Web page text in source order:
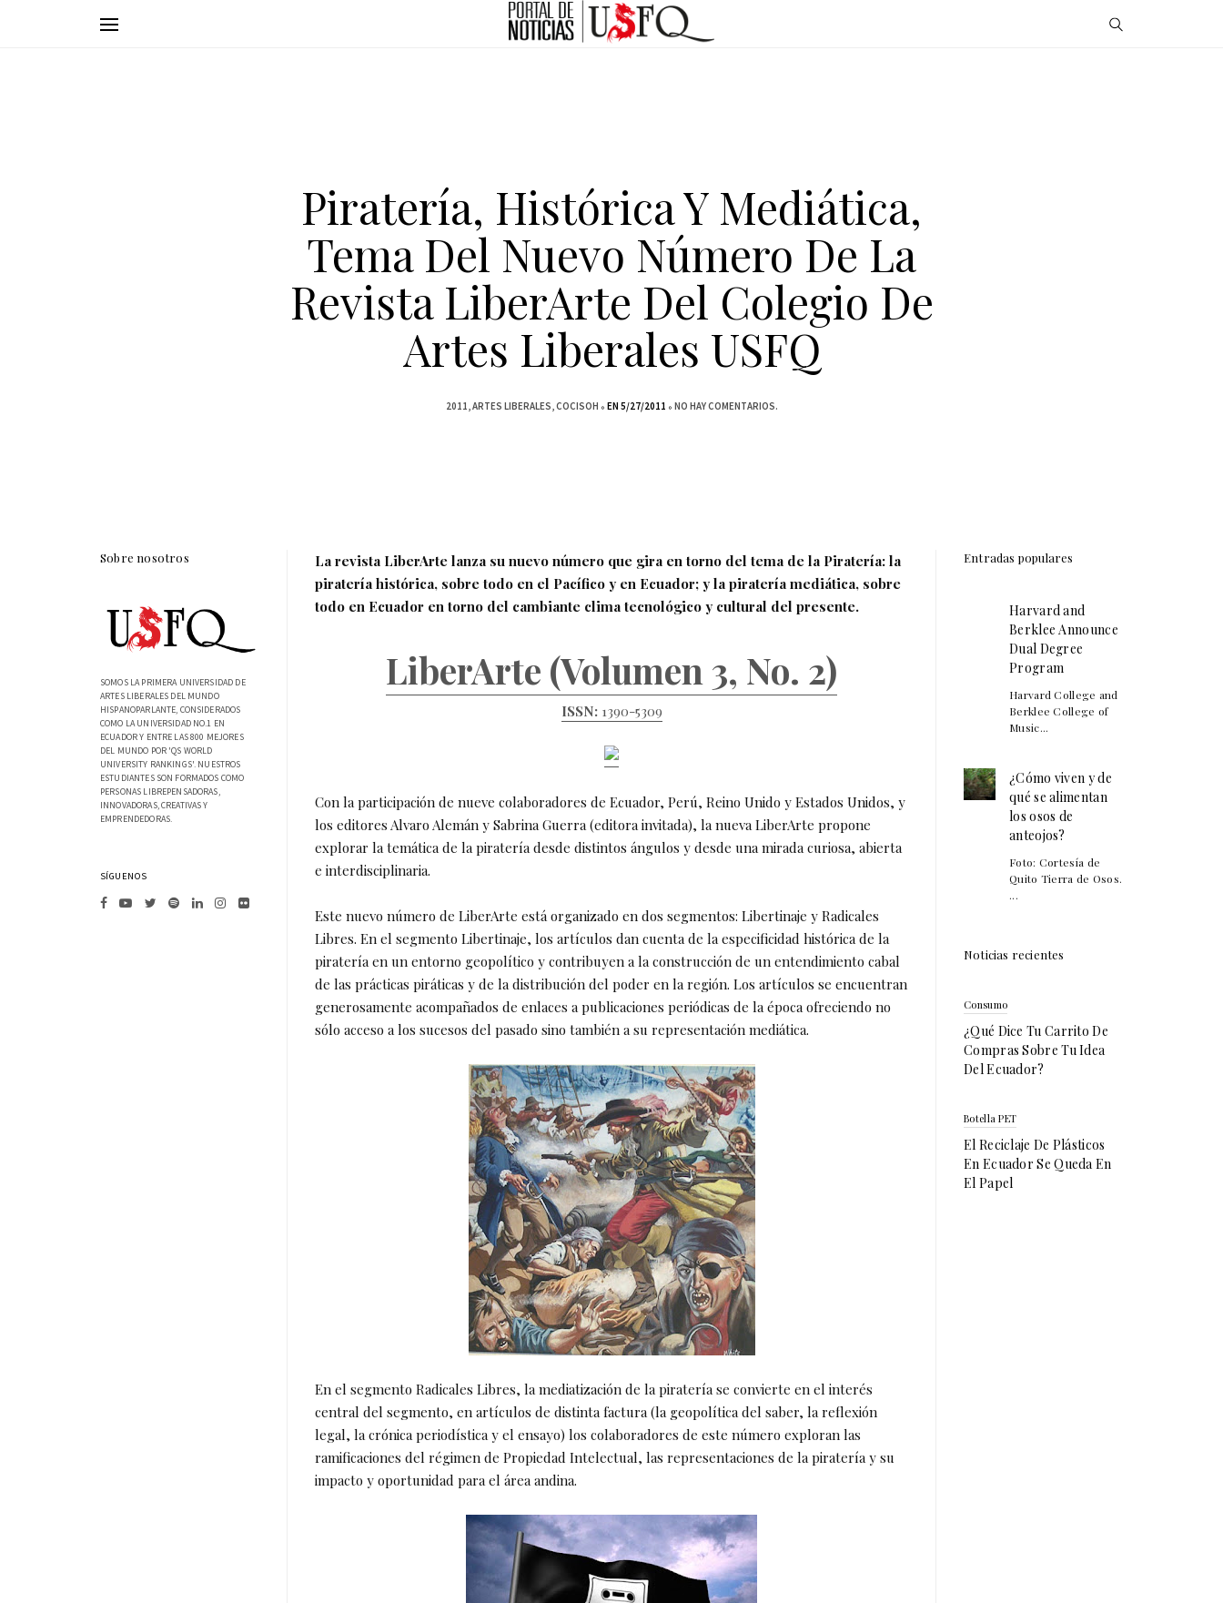
Piratería, Histórica Y Mediática,
Tema Del Nuevo Número De La
Revista LiberArte Del Colegio De
Artes Liberales USFQ
2011 ARTES LIBERALES COCISOH EN 5/27/2011 NO HAY COMENTARIOS.
La revista LiberArte lanza su nuevo número que gira en torno del tema de la Piratería: la
piratería histórica, sobre todo en el Pacífico y en Ecuador; y la piratería mediática, sobre
todo en Ecuador en torno del cambiante clima tecnológico y cultural del presente.
LiberArte (Volumen 3, No. 2)
ISSN:1390-5309
Con la participación de nueve colaboradores de Ecuador, Perú, Reino Unido y Estados Unidos, y
los editores Alvaro Alemán y Sabrina Guerra (editora invitada), la nueva LiberArte propone
explorar la temática de la piratería desde distintos ángulos y desde una mirada curiosa, abierta
e interdisciplinaria.
Este nuevo número de LiberArte está organizado en dos segmentos: Libertinaje y Radicales
Libres. En el segmento Libertinaje, los artículos dan cuenta de la especificidad histórica de la
piratería en un entorno geopolítico y contribuyen a la construcción de un entendimiento cabal
de las prácticas piráticas y de la distribución del poder en la región. Los artículos se encuentran
generosamente acompañados de enlaces a publicaciones periódicas de la época ofreciendo no
sólo acceso a los sucesos del pasado sino también a su representación mediática.
En el segmento Radicales Libres, la mediatización de la piratería se convierte en el interés
central del segmento, en artículos de distinta factura (la geopolítica del saber, la reflexión
legal, la crónica periodística y el ensayo) los colaboradores de este número exploran las
ramificaciones del régimen de Propiedad Intelectual, las representaciones de la piratería y su
impacto y oportunidad para el área andina.
Sobre nosotros
SOMOS LA PRIMERA UNIVERSIDAD DE
ARTES LIBERALES DEL MUNDO
HISPANOPARLANTE, CONSIDERADOS
COMO LA UNIVERSIDAD NO.1 EN
ECUADOR Y ENTRE LAS 800 MEJORES
DEL MUNDO POR 'QS WORLD
UNIVERSITY RANKINGS'. NUESTROS
ESTUDIANTES SON FORMADOS COMO
PERSONAS LIBREPENSADORAS,
INNOVADORAS, CREATIVAS Y
EMPRENDEDORAS.
SÍGUENOS
Entradas populares
Harvard and
Berklee Announce
Dual Degree
Program
Harvard College and
Berklee College of
Music...
¿Cómo viven y de
qué se alimentan
los osos de
anteojos?
Foto: Cortesía de
Quito Tierra de Osos.
...
Noticias recientes
Consumo
¿Qué Dice Tu Carrito De
Compras Sobre Tu Idea
Del Ecuador?
Botella PET
El Reciclaje De Plásticos
En Ecuador Se Queda En
El Papel